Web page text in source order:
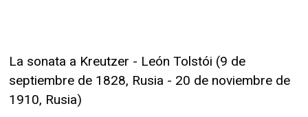
La sonata a Kreutzer - León Tolstói (9 de
septiembre de 1828, Rusia - 20 de noviembre de
1910, Rusia)